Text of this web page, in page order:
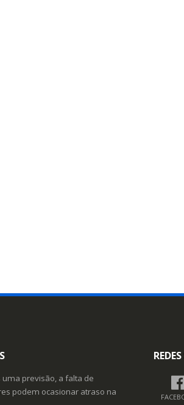
previsão, a falta de
podem ocasionar atraso na